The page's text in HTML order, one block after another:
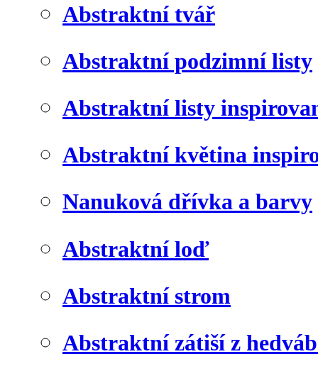
Abstraktní tvář
Abstraktní podzimní listy
Abstraktní listy
Abstraktní květina
Nanuková dřívka a barvy
Abstraktní loď
Abstraktní strom
Abstraktní zátiší z